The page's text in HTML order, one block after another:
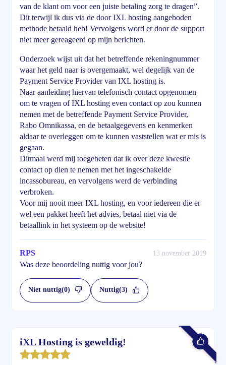
van de klant om voor een juiste betaling zorg te dragen”.
Dit terwijl ik dus via de door IXL hosting aangeboden
methode betaald heb! Vervolgens word er door de support
niet meer gereageerd op mijn berichten.
Onderzoek wijst uit dat het betreffende rekeningnummer
waar het geld naar is overgemaakt, wel degelijk van de
Payment Service Provider van IXL hosting is.
Naar aanleiding hiervan telefonisch contact opgenomen
om te vragen of IXL hosting even contact op zou kunnen
nemen met de betreffende Payment Service Provider,
Rabo Omnikassa, en de betaalgegevens en kenmerken
aldaar te overleggen om te kunnen vaststellen wat er mis is
gegaan.
Ditmaal werd mij toegebeten dat ik over deze kwestie
contact op dien te nemen met het ingeschakelde
incassobureau, en vervolgens werd de verbinding
verbroken.
Voor mij nooit meer IXL hosting, en voor iedereen die er
wel een pakket heeft het advies, betaal niet via de
betaallink in het systeem op de website!
RPS 13 november 2019
Was deze beoordeling nuttig voor jou?
Niet nuttig(0) Nuttig(3)
iXL Hosting is geweldig!